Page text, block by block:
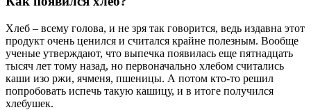
Хлеб – всему голова, и не зря так говорится, ведь издавна этот
продукт очень ценился и считался крайне полезным. Вообще
ученые утверждают, что выпечка появилась еще пятнадцать
тысяч лет тому назад, но первоначально хлебом считались
каши изо ржи, ячменя, пшеницы. А потом кто-то решил
попробовать испечь такую кашицу, и в итоге получился
хлебушек.